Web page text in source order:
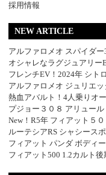
採用情報
NEW ARTICLE
アルファロメオ スパイダー
オシャレなラグジュアリー
フレンチEV！2024年 シト
アルファロメオ ジュリエ
熱血アバルト！4人乗りオ
プジョー３０８ アリュー
New！R5年 フィアット５
ルーテシアRS シャシース
フィアット パンダ ボディ
フィアット500 1.2カルト